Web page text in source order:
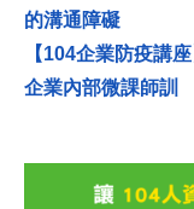
的溝通障礙
【104企業防疫講
企業內部微課師訓